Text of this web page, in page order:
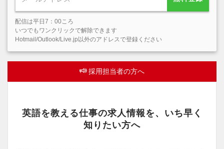
配信は平日7：00ころ
いつでもワンクリックで解除できます
Hotmail/Outlook/Live.jp以外のアドレスで登録ください
採用担当者の方へ
英語を教える仕事の求人情報を、いち早く
知りたい方へ